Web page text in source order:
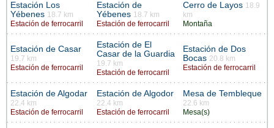
Estación Los
Yébenes 18.7 km
Estación de ferrocarril
Estación de
Yébenes 18.7 km
Estación de ferrocarril
Cerro de Layos 18.9
km
Montaña
Estación de Casar
19.7 km
Estación de ferrocarril
Estación de El
Casar de la Guardia
19.7 km
Estación de ferrocarril
Estación de Dos
Bocas 20.8 km
Estación de ferrocarril
Estación de Algodar
22.4 km
Estación de ferrocarril
Estación de Algodor
22.4 km
Estación de ferrocarril
Mesa de Tembleque
22.6 km
Mesa(s)